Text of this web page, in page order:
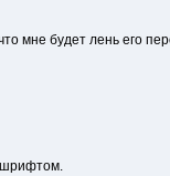
мне будет лень его
шрифтом.